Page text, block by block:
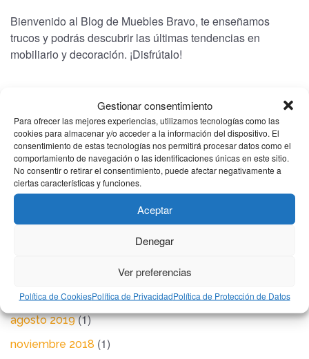
Gestionar consentimiento
Para ofrecer las mejores experiencias, utilizamos tecnologías como las
cookies para almacenar y/o acceder a la información del dispositivo. El
consentimiento de estas tecnologías nos permitirá procesar datos como el
comportamiento de navegación o las identificaciones únicas en este sitio.
No consentir o retirar el consentimiento, puede afectar negativamente a
ciertas características y funciones.
Aceptar
Denegar
Ver preferencias
Política de CookiesPolítica de PrivacidadPolítica de Protección de Datos
Bienvenido al Blog de Muebles Bravo, te enseñamos
trucos y podrás descubrir las últimas tendencias en
mobiliario y decoración. ¡Disfrútalo!
Bienestar(1)
Electrodomesticos(1)
Noticias(2)
marzo 2020(1)
agosto 2019(1)
noviembre 2018 (1)